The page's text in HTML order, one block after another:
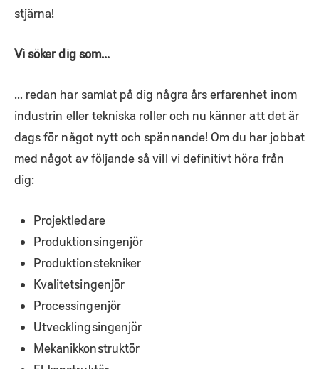
stjärna!
Vi söker dig som…
… redan har samlat på dig några års erfarenhet inom
industrin eller tekniska roller och nu känner att det är
dags för något nytt och spännande! Om du har jobbat
med något av följande så vill vi definitivt höra från
dig:
Projektledare
Produktionsingenjör
Produktionstekniker
Kvalitetsingenjör
Processingenjör
Utvecklingsingenjör
Mekanikkonstruktör